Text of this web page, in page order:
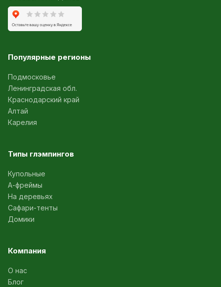
Популярные регионы
Подмосковье
Ленинградская обл.
Краснодарский край
Алтай
Карелия
Типы глэмпингов
Купольные
А-фреймы
На деревьях
Сафари-тенты
Домики
Компания
О нас
Блог